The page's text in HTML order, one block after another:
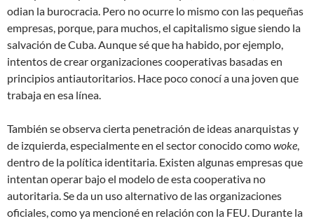
odian la burocracia. Pero no ocurre lo mismo con las pequeñas
empresas, porque, para muchos, el capitalismo sigue siendo la
salvación de Cuba. Aunque sé que ha habido, por ejemplo,
intentos de crear organizaciones cooperativas basadas en
principios antiautoritarios. Hace poco conocí a una joven que
trabaja en esa línea.
También se observa cierta penetración de ideas anarquistas y
de izquierda, especialmente en el sector conocido comowoke
dentro de la política identitaria. Existen algunas empresas que
intentan operar bajo el modelo de esta cooperativa no
autoritaria. Se da un uso alternativo de las organizaciones
oficiales, como ya mencioné en relación con la FEU. Durante la